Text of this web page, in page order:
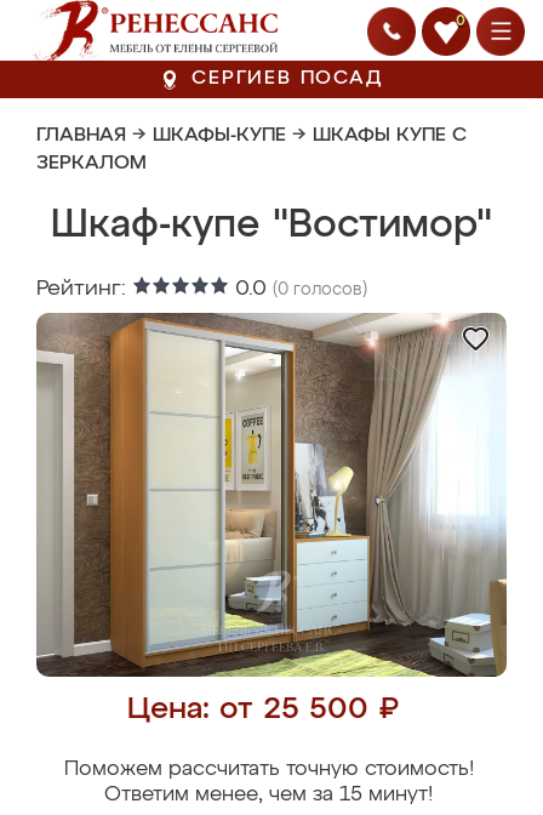
0
СЕРГИЕВ ПОСАД
ГЛАВНАЯ → ШКАФЫ-КУПЕ → ШКАФЫ КУПЕ С
ЗЕРКАЛОМ
Шкаф-купе "Востимор"
Рейтинг: 0.0 (0 голосов)
Цена: от 25 500 ₽
Поможем рассчитать точную стоимость!
Ответим менее, чем за 15 минут!